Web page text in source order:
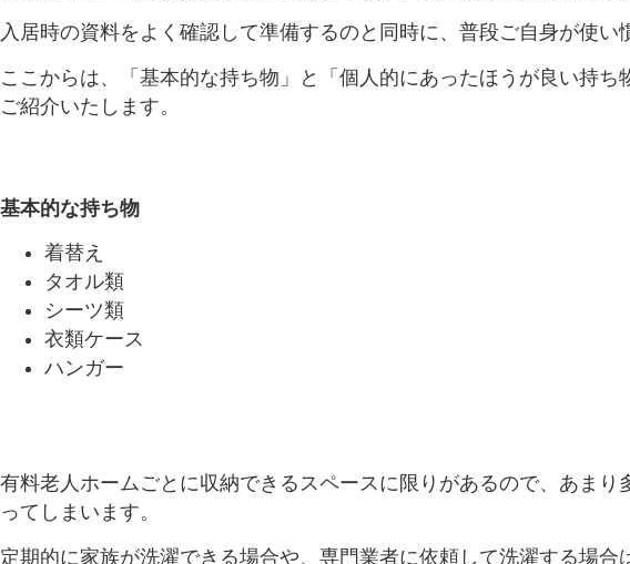
入居時の資料をよく確認して準備するのと同時に、普段ご自身が使い
ここからは、「基本的な持ち物」と「個人的にあったほうが良い持
ご紹介いたします。
基本的な持ち物
着替え
タオル類
シーツ類
衣類ケース
ハンガー
有料老人ホームごとに収納できるスペースに限りがあるので、あま
ってしまいます。
定期的に家族が洗濯できる場合や、専門業者に依頼して洗濯する場合